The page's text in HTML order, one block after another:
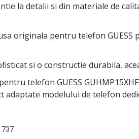
la detalii si din materiale de
originala pentru telefon
si o constructie durabila,
telefon GUESS
adaptate modelului de telefon